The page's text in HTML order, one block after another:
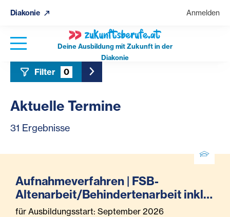
Diakonie Anmelden
Deine Ausbildung mit Zukunft in der
Diakonie
Filter 0 Toggle Sidebar Filter
Aktuelle Termine
31 Ergebnisse
Aufnahmeverfahren | FSB-
Altenarbeit/Behindertenarbeit inkl.
Pflegeassistenz (Teilzeit)
für Ausbildungsstart: September 2026